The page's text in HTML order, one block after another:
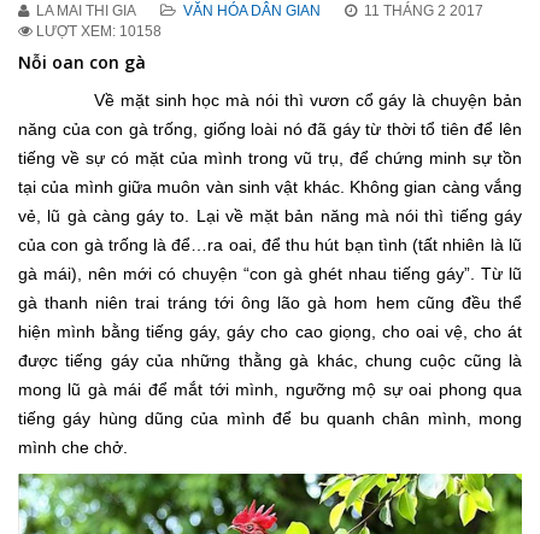
LA MAI THI GIA VĂN HÓA DÂN GIAN
11 THÁNG 2 2017
LƯỢT XEM: 10158
Nỗi oan con gà
Về mặt sinh học mà nói thì vươn cổ gáy là chuyện bản
năng của con gà trống, giống loài nó đã gáy từ thời tổ tiên để lên
tiếng về sự có mặt của mình trong vũ trụ, để chứng minh sự tồn
tại của mình giữa muôn vàn sinh vật khác. Không gian càng vắng
vẻ, lũ gà càng gáy to. Lại về mặt bản năng mà nói thì tiếng gáy
của con gà trống là để…ra oai, để thu hút bạn tình (tất nhiên là lũ
gà mái), nên mới có chuyện “con gà ghét nhau tiếng gáy”. Từ lũ
gà thanh niên trai tráng tới ông lão gà hom hem cũng đều thể
hiện mình bằng tiếng gáy, gáy cho cao giọng, cho oai vệ, cho át
được tiếng gáy của những thằng gà khác, chung cuộc cũng là
mong lũ gà mái để mắt tới mình, ngưỡng mộ sự oai phong qua
tiếng gáy hùng dũng của mình để bu quanh chân mình, mong
mình che chở.